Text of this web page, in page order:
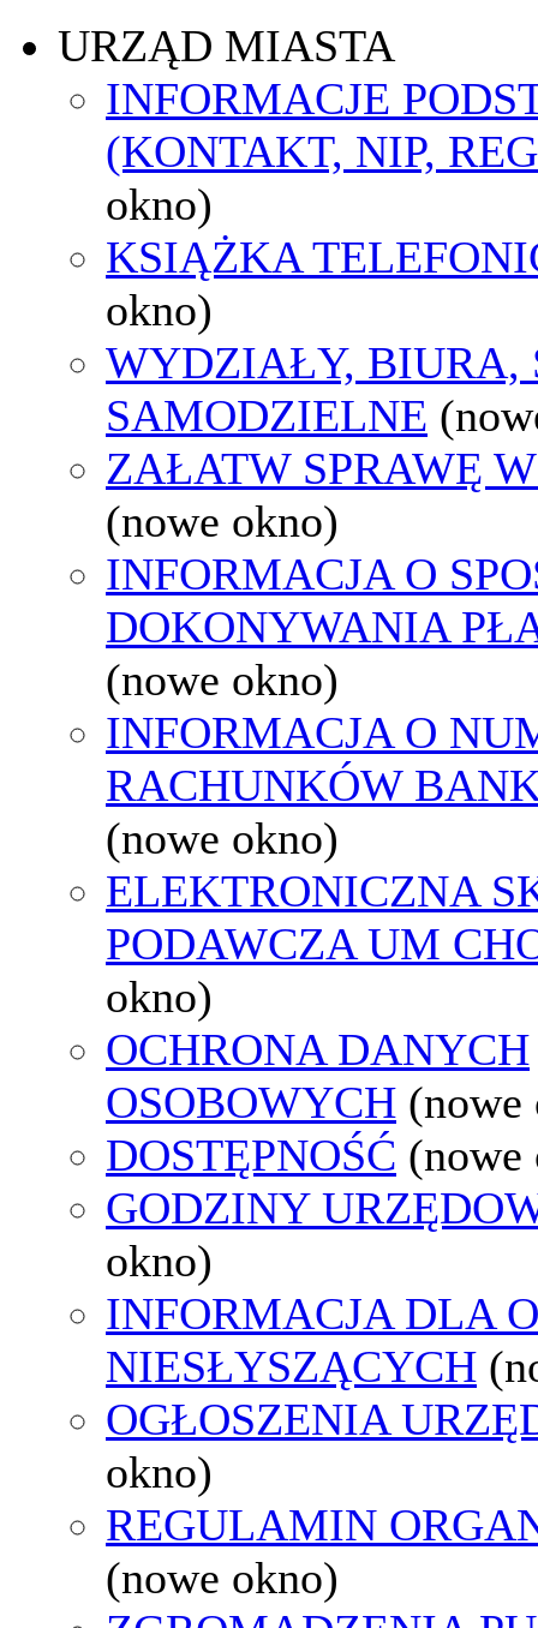
URZĄD MIASTA
INFORMACJE
(KONTAKT, NIP,
okno)
KSIĄŻKA
okno)
WYDZIAŁY, BIURA,
SAMODZIELNE
ZAŁATW SPRAWĘ
(nowe okno)
INFORMACJA O
DOKONYWANIA
(nowe okno)
INFORMACJA O
RACHUNKÓW
(nowe okno)
ELEKTRONICZNA
PODAWCZA UM
okno)
OCHRONA DANYCH
OSOBOWYCH (nowe
DOSTĘPNOŚĆ (nowe
GODZINY
okno)
INFORMACJA DLA
NIESŁYSZĄCYCH
OGŁOSZENIA
okno)
REGULAMIN
(nowe okno)